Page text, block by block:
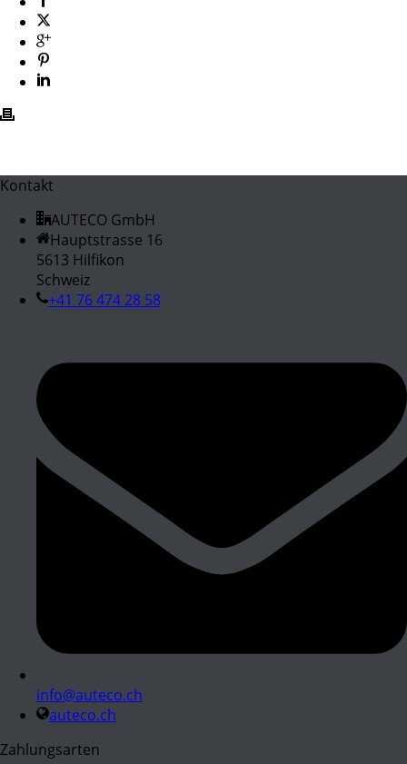
Kontakt
AUTECO GmbH
Hauptstrasse 16
5613 Hilfikon
Schweiz
+41 76 474 28 58
info@auteco.ch
auteco.ch
Zahlungsarten